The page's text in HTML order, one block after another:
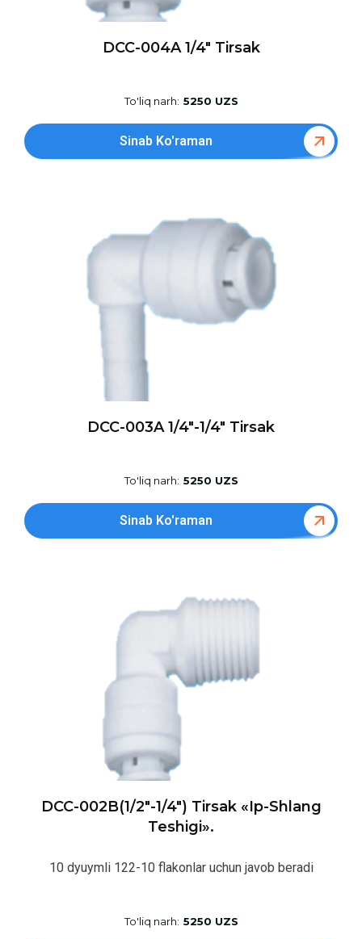
DCC-004A 1/4″ Tirsak
To'liq narh: 5250 UZS
Sinab Ko'raman
DCC-003A 1/4″-1/4″ Tirsak
To'liq narh: 5250 UZS
Sinab Ko'raman
DCC-002B(1/2″-1/4″) Tirsak «ip-Shlang
Teshigi».
10 dyuymli 122-10 flakonlar uchun javob beradi
To'liq narh: 5250 UZS